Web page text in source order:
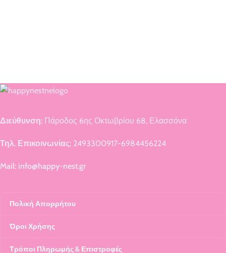
Διεύθυνση: Πάροδος 6ης Οκτωβρίου 68, Ελασσόνα
Τηλ. Επικοινωνίας: 2493300917-6984456224
Mail: info@happy-nest.gr
Πολική Απορρήτου
Όροι Χρήσης
Τρόποι Πληρωμής & Επιστροφές